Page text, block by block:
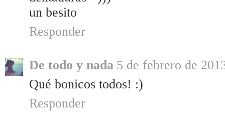
un besito
Responder
De todo y nada 5 de febrero de
Qué bonicos todos! :)
Responder